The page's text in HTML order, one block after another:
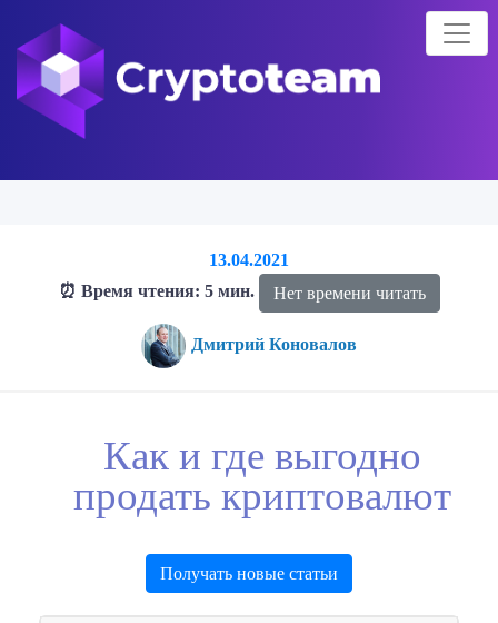
13.04.2021
⏰ Время чтения: 5 мин.
Нет времени читать
Дмитрий Коновалов
выгодно продать криптовалют
Как и где выгодно
продать криптовалют
Получать новые статьи